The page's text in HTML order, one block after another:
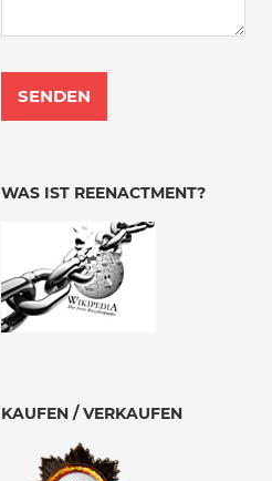
WAS IST REENACTMENT?
KAUFEN / VERKAUFEN